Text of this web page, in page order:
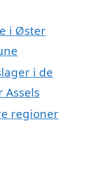
i Øster
i de
regioner